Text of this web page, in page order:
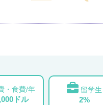
・食費/年
ドル
留学生
2%